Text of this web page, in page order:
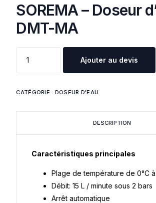
SOREMA – Doseur
DMT-MA
Ajouter au devis
CATÉGORIE : DOSEUR D'EAU
DESCRIPTION
Caractéristiques principales
Plage de température de 0°C à
Débit: 15 L / minute sous 2 bars
Arrêt automatique